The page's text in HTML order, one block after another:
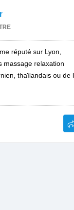
réputé sur Lyon,
massage relaxation
thaïlandais ou de